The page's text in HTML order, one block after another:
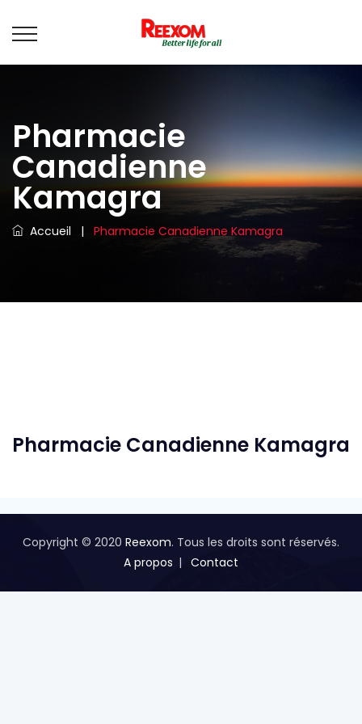
Pharmacie
Canadienne
Kamagra
Accueil | Pharmacie Canadienne Kamagra
Pharmacie Canadienne Kamagra
Copyright © 2020 Reexom. Tous les droits sont réservés.
A propos
Contact